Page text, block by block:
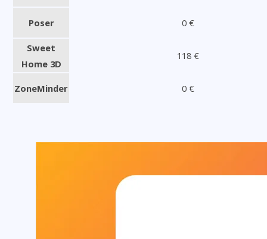
Poser 0 €
Sweet
Home 3D
118 €
ZoneMinder 0 €